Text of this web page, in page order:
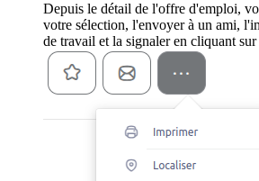
Depuis le détail de l'offre d'emploi,
votre sélection, l'envoyer à un ami,
de travail et la signaler en cliquant sur